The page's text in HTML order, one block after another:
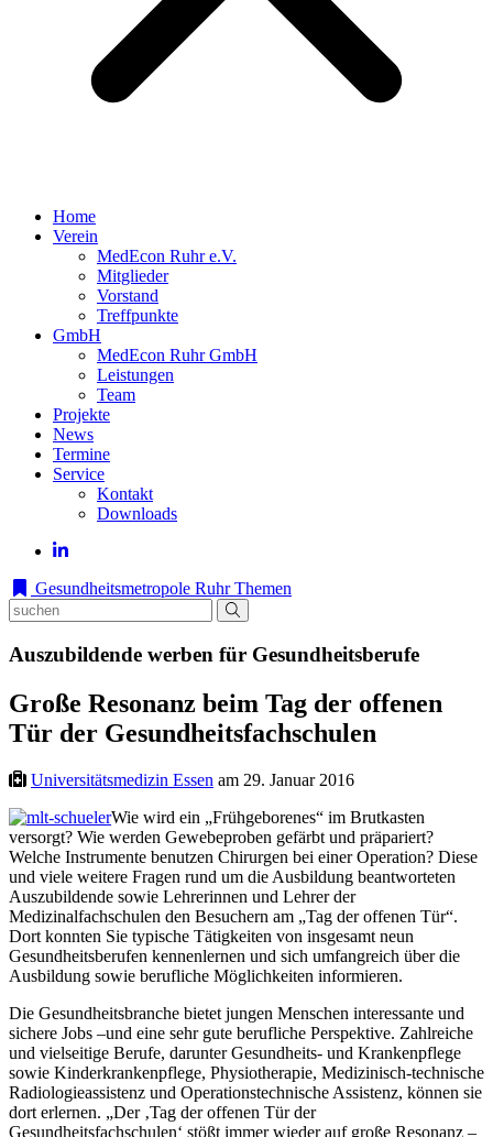
Home
Verein
MedEcon Ruhr e.V.
Mitglieder
Vorstand
Treffpunkte
GmbH
MedEcon Ruhr GmbH
Leistungen
Team
Projekte
News
Termine
Service
Kontakt
Downloads
Gesundheitsmetropole Ruhr Themen
Auszubildende werben für Gesundheitsberufe
Große Resonanz beim Tag der offenen
Tür der Gesundheitsfachschulen
Universitätsmedizin Essen am 29. Januar 2016
Wie wird ein „Frühgeborenes“ im Brutkasten
versorgt? Wie werden Gewebeproben gefärbt und präpariert?
Welche Instrumente benutzen Chirurgen bei einer Operation? Diese
und viele weitere Fragen rund um die Ausbildung beantworteten
Auszubildende sowie Lehrerinnen und Lehrer der
Medizinalfachschulen den Besuchern am „Tag der offenen Tür“.
Dort konnten Sie typische Tätigkeiten von insgesamt neun
Gesundheitsberufen kennenlernen und sich umfangreich über die
Ausbildung sowie berufliche Möglichkeiten informieren.
Die Gesundheitsbranche bietet jungen Menschen interessante und
sichere Jobs –und eine sehr gute berufliche Perspektive. Zahlreiche
und vielseitige Berufe, darunter Gesundheits- und Krankenpflege
sowie Kinderkrankenpflege, Physiotherapie, Medizinisch-technische
Radiologieassistenz und Operationstechnische Assistenz, können sie
dort erlernen. „Der ‚Tag der offenen Tür der
Gesundheitsfachschulen‘ stößt immer wieder auf große Resonanz –